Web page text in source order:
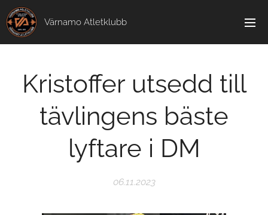
Värnamo Atletklubb
Kristoffer utsedd till
tävlingens bäste
lyftare i DM
06.11.2023